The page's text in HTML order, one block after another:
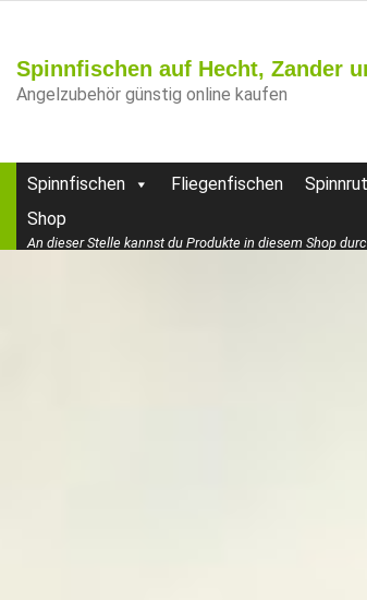
Spinnfischen auf Hecht, Zander
Angelzubehör günstig online kaufen
Spinnfischen Fliegenfischen
Shop
An dieser Stelle kannst du Produkte in diesem Shop